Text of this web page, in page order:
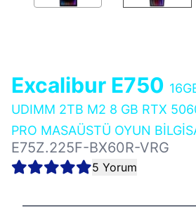
Excalibur E750
UDIMM 2TB M2 8 GB RTX
PRO MASAÜSTÜ OYUN
E75Z.225F-BX60R-VRG
5 Yorum